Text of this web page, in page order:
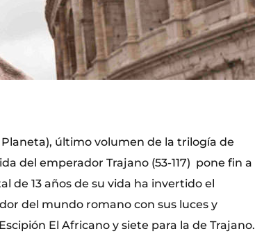
último volumen de la trilogía de
del emperador Trajano (53-117) pone fin a
de 13 años de su vida ha invertido el
del mundo romano con sus luces y
El Africano y siete para la de Trajano.